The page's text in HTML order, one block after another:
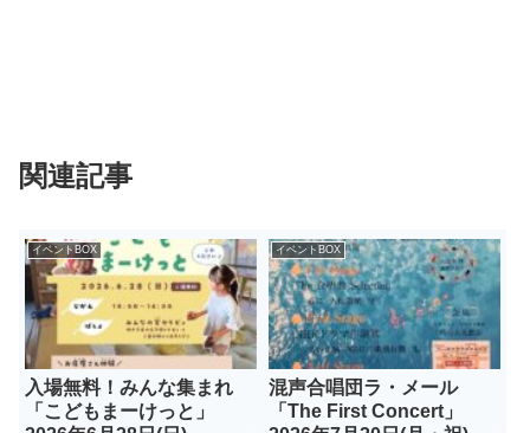
関連記事
イベントBOX
入場無料！みんな集まれ
「こどもまーけっと」
イベントBOX
混声合唱団ラ・メール
「The First Concert」